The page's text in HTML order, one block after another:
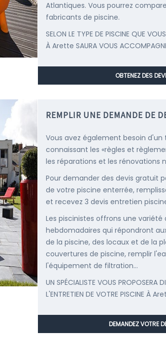
Atlantiques. Vous pourrez
fabricants de piscine.
SELON LE TYPE DE PISCINE QUE
À Arette SAURA VOUS
OBTENEZ DES
REMPLIR UNE DEMANDE DE
Vous avez également besoin
connaissant les «règles et
les réparations et les rénovations
Pour demander des devis gratuit
de votre piscine enterrée,
et recevez 3 devis entretien
Les piscinistes offrons une
hebdomadaires qui répondront
de la piscine, des locaux et de la
couvertures de piscine, remplir
l'équipement de filtration...
UN SPÉCIALISTE VOUS PROPOSERA
L'ENTRETIEN DE VOTRE PISCINE À
DEMANDEZ VOTRE